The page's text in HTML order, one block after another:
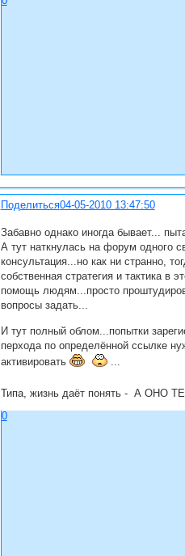
Поделиться04-05-2010 13:47:50
Забавно однако иногда бывает...
А тут наткнулась на форум одного
консультация...но как ни странно,
собственная стратегия и тактика
помощь людям...просто
вопросы задать...
И тут полный облом...попытки
перхода по определённой ссылке
активировать
...
Типа, жизнь даёт понять - А ОНО
0